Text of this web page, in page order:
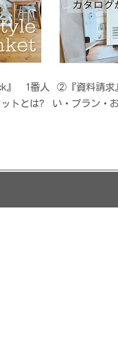
』 1番人
トとは?
②『資料請求
い・プラン・